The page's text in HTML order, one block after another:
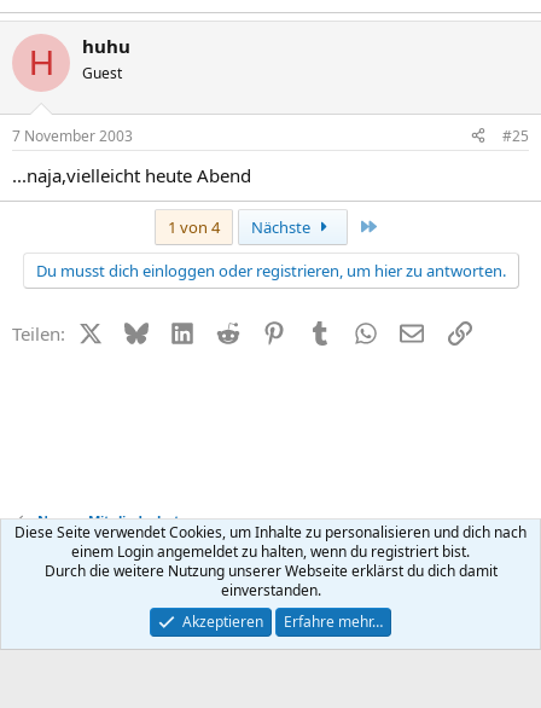
H huhu
Guest
7 November 2003 #25
...naja,vielleicht heute Abend
1 von 4 Nächste
Du musst dich einloggen oder registrieren, um hier zu antworten.
Teilen: X (Twitter)
BlueskyLinkedIn
Reddit PinterestTumblr WhatsApp
E-MailLink
News + Mitgliederbetreuung
Kontakt Nutzungsbedingungen Datenschutz Hilfe
R
Community platform by XenForo ® © 2010-2026 XenForo Ltd.
Diese Seite verwendet Cookies, um Inhalte zu personalisieren und dich nach
einem Login angemeldet zu halten, wenn du registriert bist.
Durch die weitere Nutzung unserer Webseite erklärst du dich damit
einverstanden.
Akzeptieren
Erfahre mehr…